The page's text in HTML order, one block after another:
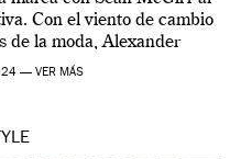
Con el viento de cambio
de la moda, Alexander
para una […]
— VER MÁS